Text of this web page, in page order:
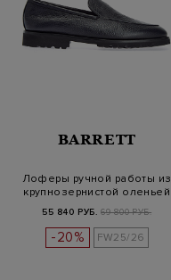
BARRETT
Лоферы ручной работы из
крупнозернистой оленьей
55 840 РУБ. 69 800 РУБ.
-20% FW25/26